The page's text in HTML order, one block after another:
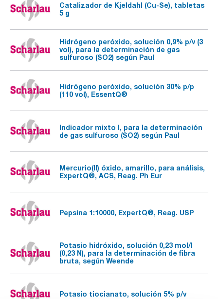
Catalizador de Kjeldahl (Cu-Se), tabletas
5 g
Hidrógeno peróxido, solución 0,9% p/v (3
vol), para la determinación de gas
sulfuroso (SO2) según Paul
Hidrógeno peróxido, solución 30% p/p
(110 vol), EssentQ®
Indicador mixto I, para la determinación
de gas sulfuroso (SO2) según Paul
Mercurio(II) óxido, amarillo, para análisis,
ExpertQ®, ACS, Reag. Ph Eur
Pepsina 1:10000, ExpertQ®, Reag. USP
Potasio hidróxido, solución 0,23 mol/l
(0,23 N), para la determinación de fibra
bruta, según Weende
Potasio tiocianato, solución 5% p/v